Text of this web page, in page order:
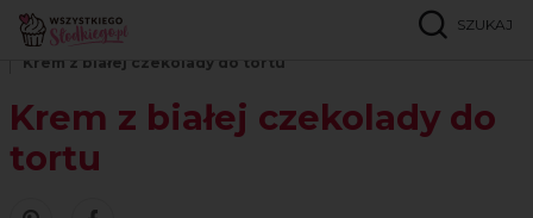
SZUKAJ
Strona główna
Krem z białej czekolady do tortu
Krem z białej czekolady do
tortu